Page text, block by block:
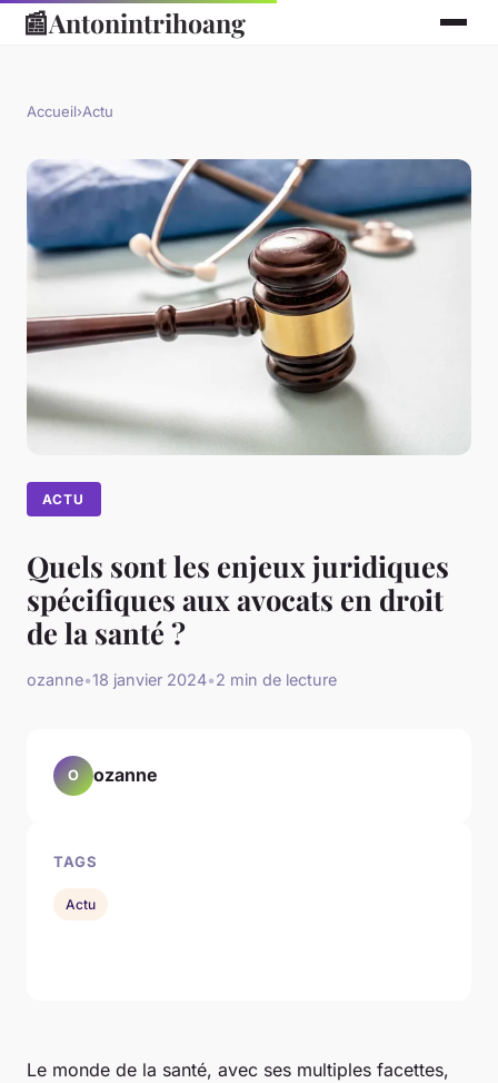
📰Antonintrihoang
Accueil›Actu
ACTU
Quels sont les enjeux juridiques
spécifiques aux avocats en droit
de la santé ?
ozanne•18 janvier 2024•2 min de lecture
Le monde de la santé, avec ses multiples facettes,
O ozanne
TAGS
Actu